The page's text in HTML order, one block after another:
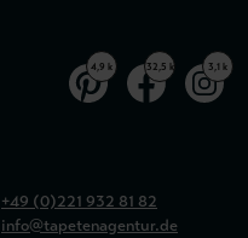
4,9 k 32,5 k 3,1 k
+49 (0)221 932 81 82
info@tapetenagentur.de